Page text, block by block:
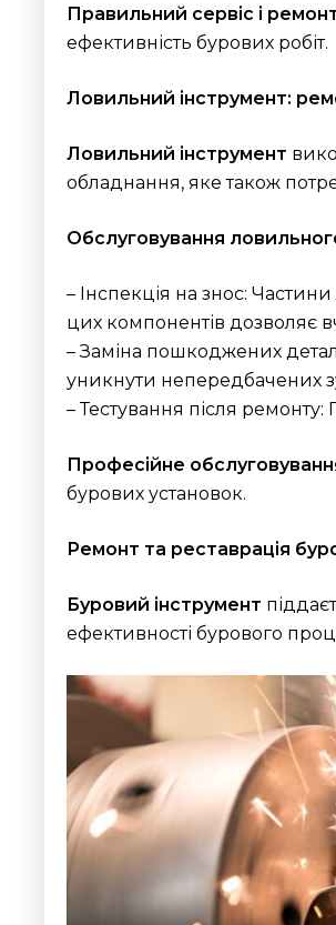
Правильний сервіс і
ефективність бурових робіт.
Ловильний інструмент:
Ловильний інструмент
обладнання, яке також
Обслуговування
– Інспекція на знос:
цих компонентів дозволяє
– Заміна пошкоджених
уникнути непередбачених
– Тестування після
Професійне
бурових установок.
Ремонт та реставрація
Буровий інструмент
ефективності бурового